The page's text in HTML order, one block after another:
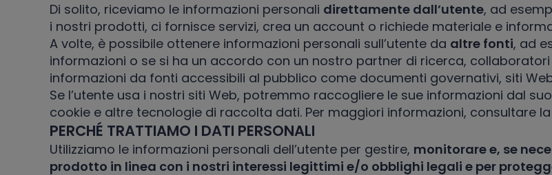
Di solito, riceviamo le informazioni personali direttamente dall’utente, ad
i nostri prodotti, ci fornisce servizi, crea un account o richiede materiale e
A volte, è possibile ottenere informazioni personali sull’utente da altre fonti, ad
informazioni o se si ha un accordo con un nostro partner di ricerca,
informazioni da fonti accessibili al pubblico come documenti governativi, siti
Se l’utente usa i nostri siti Web, potremmo raccogliere le sue informazioni dal
cookie e altre tecnologie di raccolta dati. Per maggiori informazioni, consultare
PERCHÉ TRATTIAMO I DATI PERSONALI
Utilizziamo le informazioni personali dell’utente per gestire, monitorare e, se
prodotto in linea con i nostri interessi legittimi e/o obblighi legali e per